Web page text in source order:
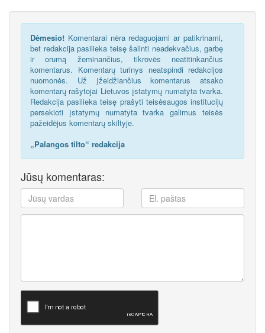
Dėmesio! Komentarai nėra redaguojami ar patikrinami,
bet redakcija pasilieka teisę šalinti neadekvačius, garbę
ir orumą žeminančius, tikrovės neatitinkančius
komentarus. Komentarų turinys neatspindi redakcijos
nuomonės. Už įžeidžiančius komentarus atsako
komentarų rašytojai Lietuvos įstatymų numatyta tvarka.
Redakcija pasilieka teisę prašyti teisėsaugos institucijų
persekioti įstatymų numatyta tvarka galimus teisės
pažeidėjus komentarų skiltyje.
„Palangos tilto“ redakcija
Jūsų komentaras: